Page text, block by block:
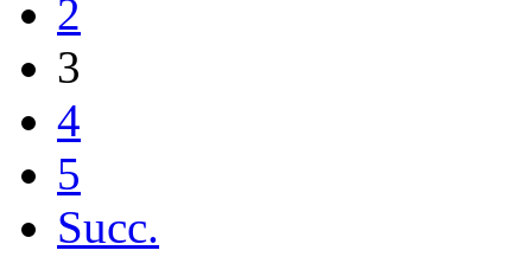
2
3
4
5
Succ.